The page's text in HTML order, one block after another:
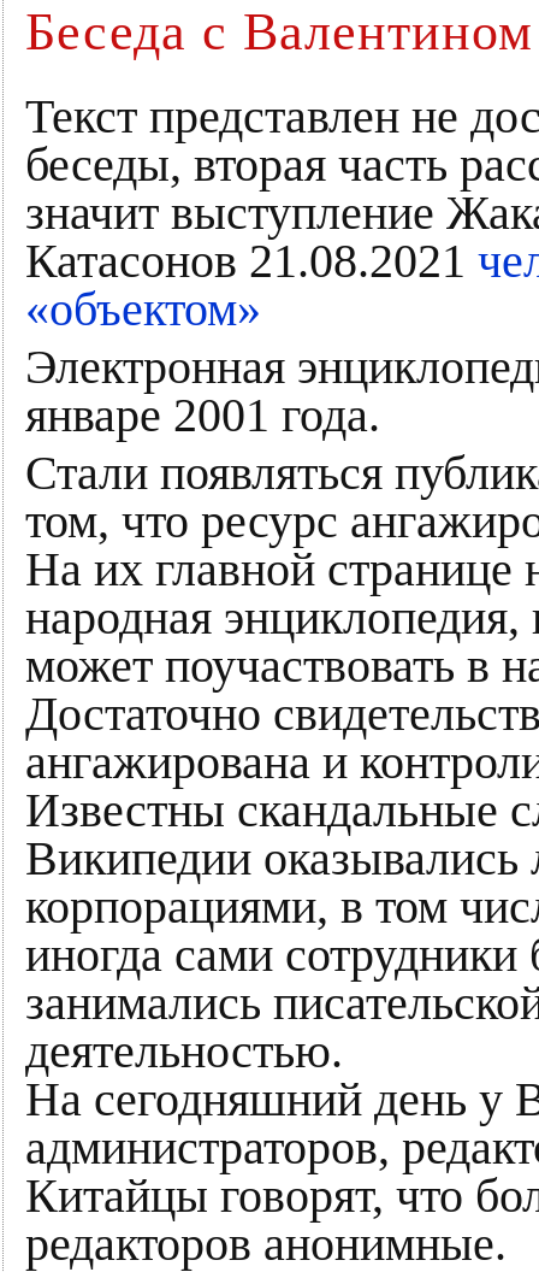
Беседа с
Текст представлен не
беседы, вторая часть
значит выступление
Катасонов 21.08.2021
«объектом»
Электронная
январе 2001 года.
Стали появляться
том, что ресурс
На их главной странице
народная
может поучаствовать в
Достаточно
ангажирована и
Известны скандальные
Википедии
корпорациями, в том
иногда сами
занимались
деятельностью.
На сегодняшний день у
администраторов,
Китайцы говорят, что
редакторов анонимные.